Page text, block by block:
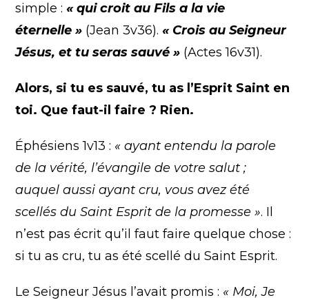
simple :« qui croit au Fils a la vie
éternelle » (Jean 3v36).« Crois au Seigneur
Jésus, et tu seras sauvé » (Actes 16v31).
Alors, si tu es sauvé, tu as l’Esprit Saint en
toi. Que faut-il faire ? Rien.
Éphésiens 1v13 : « ayant entendu la parole
de la vérité, l’évangile de votre salut ;
auquel aussi ayant cru, vous avez été
scellés du Saint Esprit de la promesse ». Il
n’est pas écrit qu’il faut faire quelque chose :
si tu as cru, tu as été scellé du Saint Esprit.
Le Seigneur Jésus l’avait promis : « Moi, Je